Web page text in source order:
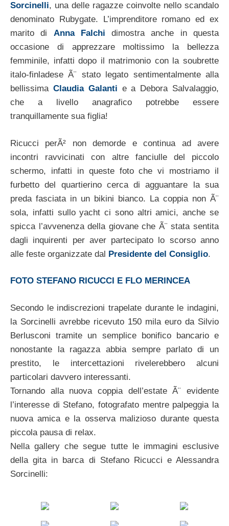
Sorcinelli, una delle ragazze coinvolte nello scandalo
denominato Rubygate. L’imprenditore romano ed ex
marito di Anna Falchi dimostra anche in questa
occasione di apprezzare moltissimo la bellezza
femminile, infatti dopo il matrimonio con la soubrette
italo-finladese Ã¨ stato legato sentimentalmente alla
bellissima Claudia Galanti e a Debora Salvalaggio,
che a livello anagrafico potrebbe essere
tranquillamente sua figlia!
Ricucci perÃ² non demorde e continua ad avere
incontri ravvicinati con altre fanciulle del piccolo
schermo, infatti in queste foto che vi mostriamo il
furbetto del quartierino cerca di agguantare la sua
preda fasciata in un bikini bianco. La coppia non Ã¨
sola, infatti sullo yacht ci sono altri amici, anche se
spicca l’avvenenza della giovane che Ã¨ stata sentita
dagli inquirenti per aver partecipato lo scorso anno
alle feste organizzate dal Presidente del Consiglio.
FOTO STEFANO RICUCCI E FLO MERINCEA
Secondo le indiscrezioni trapelate durante le indagini,
la Sorcinelli avrebbe ricevuto 150 mila euro da Silvio
Berlusconi tramite un semplice bonifico bancario e
nonostante la ragazza abbia sempre parlato di un
prestito, le intercettazioni rivelerebbero alcuni
particolari davvero interessanti.
Tornando alla nuova coppia dell’estate Ã¨ evidente
l’interesse di Stefano, fotografato mentre palpeggia la
nuova amica e la osserva malizioso durante questa
piccola pausa di relax.
Nella gallery che segue tutte le immagini esclusive
della gita in barca di Stefano Ricucci e Alessandra
Sorcinelli: